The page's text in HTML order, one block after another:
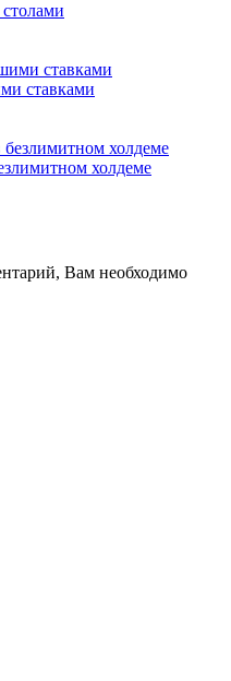
ставками
холдеме
Вам необходимо